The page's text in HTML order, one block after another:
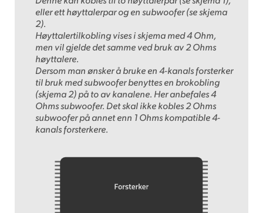
eller ett høyttalerpar og en subwoofer (se skjema
2).
Høyttalertilkobling vises i skjema med 4 Ohm,
men vil gjelde det samme ved bruk av 2 Ohms
høyttalere.
Dersom man ønsker å bruke en 4-kanals forsterker
til bruk med subwoofer benyttes en brokobling
(skjema 2) på to av kanalene. Her anbefales 4
Ohms subwoofer. Det skal ikke kobles 2 Ohms
subwoofer på annet enn 1 Ohms kompatible 4-
kanals forsterkere.